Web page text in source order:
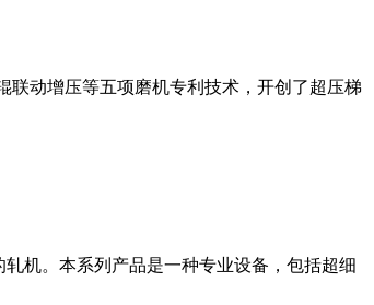
联动增压等五项磨机专利技术，开创了超压梯
机。本系列产品是一种专业设备，包括超细